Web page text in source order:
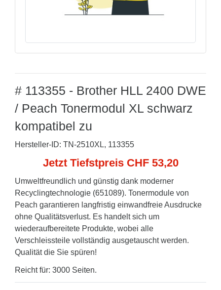
# 113355 - Brother HLL 2400 DWE
/ Peach Tonermodul XL schwarz
kompatibel zu
Hersteller-ID: TN-2510XL, 113355
Jetzt Tiefstpreis CHF 53,20
Umweltfreundlich und günstig dank moderner
Recyclingtechnologie (651089). Tonermodule von
Peach garantieren langfristig einwandfreie Ausdrucke
ohne Qualitätsverlust. Es handelt sich um
wiederaufbereitete Produkte, wobei alle
Verschleissteile vollständig ausgetauscht werden.
Qualität die Sie spüren!
Reicht für: 3000 Seiten.